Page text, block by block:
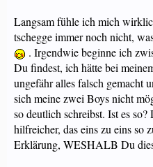
Langsam fühle ich mich
tschegge immer noch nicht,
. Irgendwie beginne ich
Du findest, ich hätte bei
ungefähr alles falsch gemacht
sich meine zwei Boys nicht
so deutlich schreibst. Ist es
hilfreicher, das eins zu eins so
Erklärung, WESHALB Du